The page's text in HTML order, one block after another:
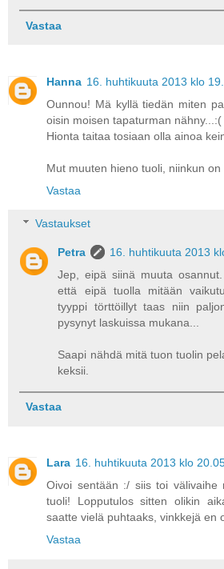
Vastaa
Hanna 16. huhtikuuta 2013 klo
Ounnou! Mä kyllä tiedän miten
oisin moisen tapaturman nähny...:(
Hionta taitaa tosiaan olla ainoa
Mut muuten hieno tuoli, niinkun
Vastaa
Vastaukset
Petra
16. huhtikuuta 2013
Jep, eipä siinä muuta
että eipä tuolla mitään
tyyppi törttöillyt taas niin
pysynyt laskuissa mukana...
Saapi nähdä mitä tuon tuolin
keksii.
Vastaa
Lara 16. huhtikuuta 2013 klo
Oivoi sentään :/ siis toi välivaihe
tuoli! Lopputulos sitten olikin
saatte vielä puhtaaks, vinkkejä en
Vastaa